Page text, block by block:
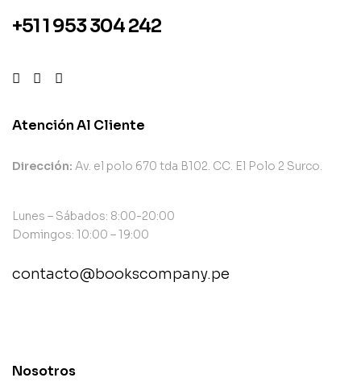
+51 1 953 304 242
Atención Al Cliente
Dirección: Av. el polo 670 tda B102. CC. El Polo 2 Surco.
Lunes – Sábados: 8:00-20:00
Domingos: 10:00 – 19:00
contacto@bookscompany.pe
Nosotros